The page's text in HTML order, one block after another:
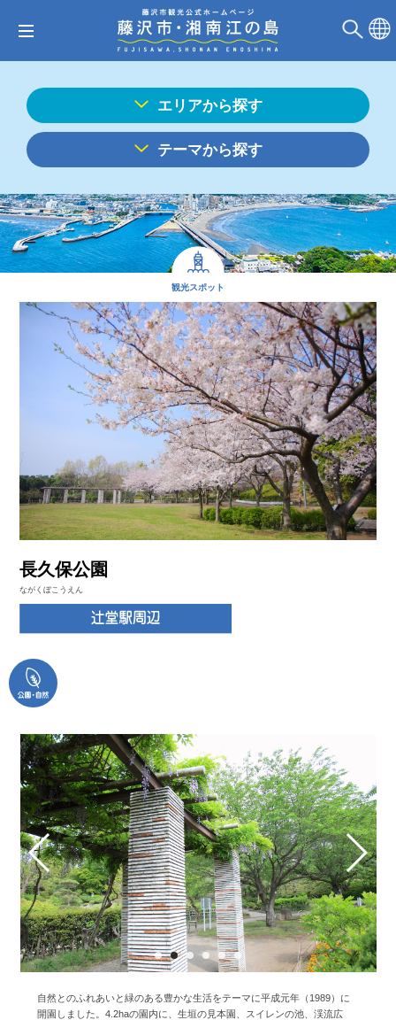
エリアから探す
テーマから探す
観光スポット
長久保公園
ながくぼこうえん
自然とのふれあいと緑のある豊かな生活をテーマに平成元年（1989）に
開園しました。4.2haの園内に、生垣の見本園、スイレンの池、渓流広